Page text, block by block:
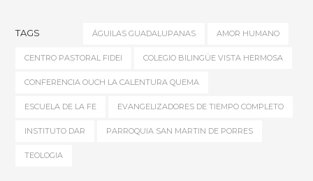
TAGS ÁGUILAS GUADALUPANAS AMOR HUMANO
CENTRO PASTORAL FIDEI COLEGIO BILINGÜE VISTA HERMOSA
CONFERENCIA OUCH LA CALENTURA QUEMA
ESCUELA DE LA FE EVANGELIZADORES DE TIEMPO COMPLETO
INSTITUTO DAR PARROQUIA SAN MARTIN DE PORRES
TEOLOGIA